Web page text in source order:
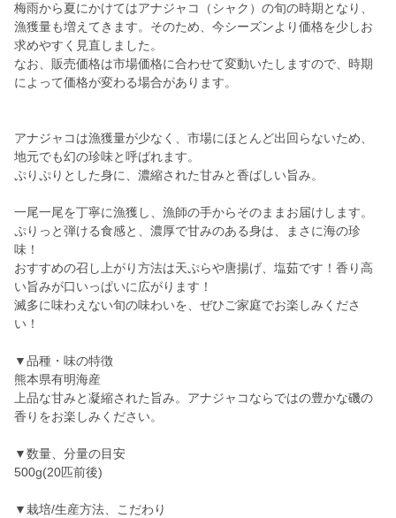
梅雨から夏にかけてはアナジャコ（シャク）の旬の時期となり、
漁獲量も増えてきます。そのため、今シーズンより価格を少しお
求めやすく見直しました。
なお、販売価格は市場価格に合わせて変動いたしますので、時期
によって価格が変わる場合があります。
アナジャコは漁獲量が少なく、市場にほとんど出回らないため、
地元でも幻の珍味と呼ばれます。
ぷりぷりとした身に、濃縮された甘みと香ばしい旨み。
一尾一尾を丁寧に漁獲し、漁師の手からそのままお届けします。
ぷりっと弾ける食感と、濃厚で甘みのある身は、まさに海の珍
味！
おすすめの召し上がり方法は天ぷらや唐揚げ、塩茹です！香り高
い旨みが口いっぱいに広がります！
滅多に味わえない旬の味わいを、ぜひご家庭でお楽しみくださ
い！
▼品種・味の特徴
熊本県有明海産
上品な甘みと凝縮された旨み。アナジャコならではの豊かな磯の
香りをお楽しみください。
▼数量、分量の目安
500g(20匹前後)
▼栽培/生産方法、こだわり